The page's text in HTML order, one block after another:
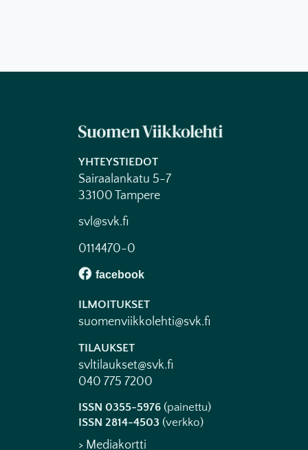
YHTEYSTIEDOT
Sairaalankatu 5-7
33100 Tampere
svl@svk.fi
0114470-0
ILMOITUKSET
suomenviikkolehti@svk.fi
TILAUKSET
svltilaukset@svk.fi
040 775 7200
ISSN 0355-5976 (painettu)
ISSN 2814-4503 (verkko)
> Mediakortti